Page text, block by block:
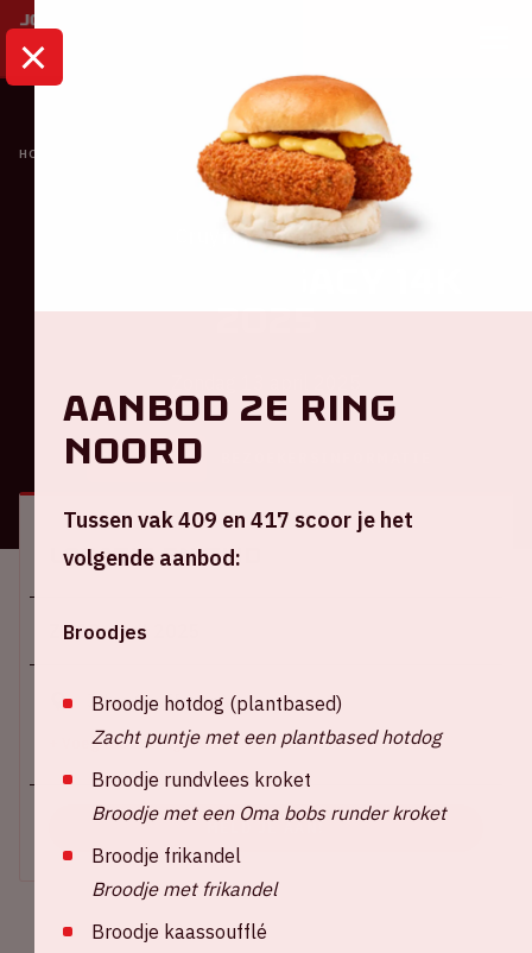
HOME CRUYFF LEGACY 14K 2025
Cruyff Foundation
2025
ALGEMEEN
Locatie en tijd
Zo 13 april 2025
Johan Cruijff ArenA
+ Voeg toe aan agenda
Aanbod 2e ring
Noord
Tussen vak 409 en 417 scoor je het
volgende aanbod:
Broodjes
Broodje hotdog (plantbased)
Zacht puntje met een plantbased hotdog
Broodje rundvlees kroket
Broodje met een Oma bobs runder kroket
Broodje frikandel
Broodje met frikandel
Broodje kaassoufflé